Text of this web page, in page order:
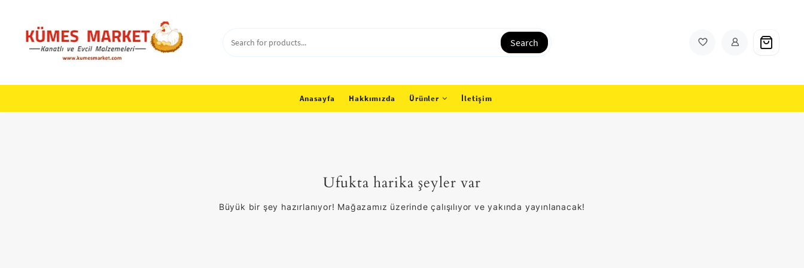
content
Search
Anasayfa Hakkımızda Ürünler İletişim
Ufukta harika şeyler var
Büyük bir şey hazırlanıyor! Mağazamız üzerinde çalışılıyor ve yakında yayınlanacak!